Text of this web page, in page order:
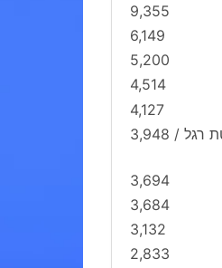
9,355
6,149
5,200
4,514
4,127
רגל / 3,948
3,694
3,684
3,132
2,833